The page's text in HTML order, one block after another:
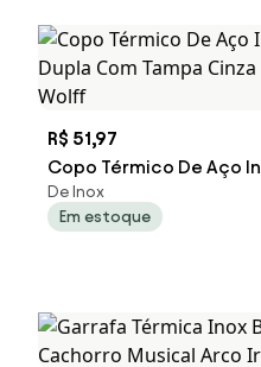
R$ 51,97
Copo Térmico De Aço
Dupla Com Tampa
Wolff
De Inox
Em estoque